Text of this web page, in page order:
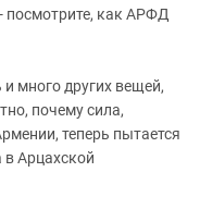
посмотрите, как АРФД
и много других вещей,
почему сила,
теперь пытается
в Арцахской